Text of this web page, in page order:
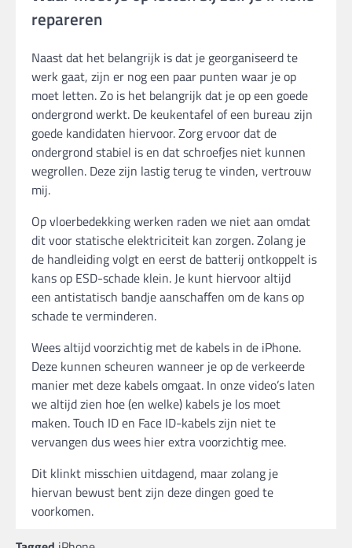
repareren
Naast dat het belangrijk is dat je georganiseerd te
werk gaat, zijn er nog een paar punten waar je op
moet letten. Zo is het belangrijk dat je op een goede
ondergrond werkt. De keukentafel of een bureau zijn
goede kandidaten hiervoor. Zorg ervoor dat de
ondergrond stabiel is en dat schroefjes niet kunnen
wegrollen. Deze zijn lastig terug te vinden, vertrouw
mij.
Op vloerbedekking werken raden we niet aan omdat
dit voor statische elektriciteit kan zorgen. Zolang je
de handleiding volgt en eerst de batterij ontkoppelt is
kans op ESD-schade klein. Je kunt hiervoor altijd
een antistatisch bandje aanschaffen om de kans op
schade te verminderen.
Wees altijd voorzichtig met de kabels in de iPhone.
Deze kunnen scheuren wanneer je op de verkeerde
manier met deze kabels omgaat. In onze video’s laten
we altijd zien hoe (en welke) kabels je los moet
maken. Touch ID en Face ID-kabels zijn niet te
vervangen dus wees hier extra voorzichtig mee.
Dit klinkt misschien uitdagend, maar zolang je
hiervan bewust bent zijn deze dingen goed te
voorkomen.